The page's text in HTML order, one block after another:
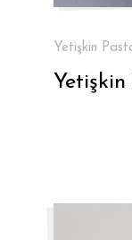
Yetişkin
Yetişkin